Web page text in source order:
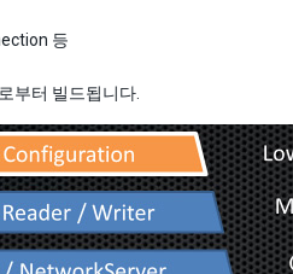
등
부터 빌드됩니다.